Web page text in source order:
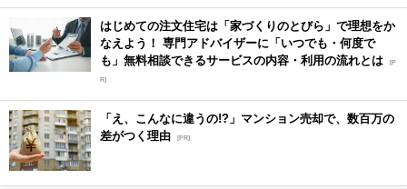
はじめての注文住宅は「家づくりのとびら」で理想をか
なえよう！ 専門アドバイザーに「いつでも・何度で
も」無料相談できるサービスの内容・利用の流れとは [P
R]
「え、こんなに違うの!?」マンション売却で、数百万の
差がつく理由 [PR]